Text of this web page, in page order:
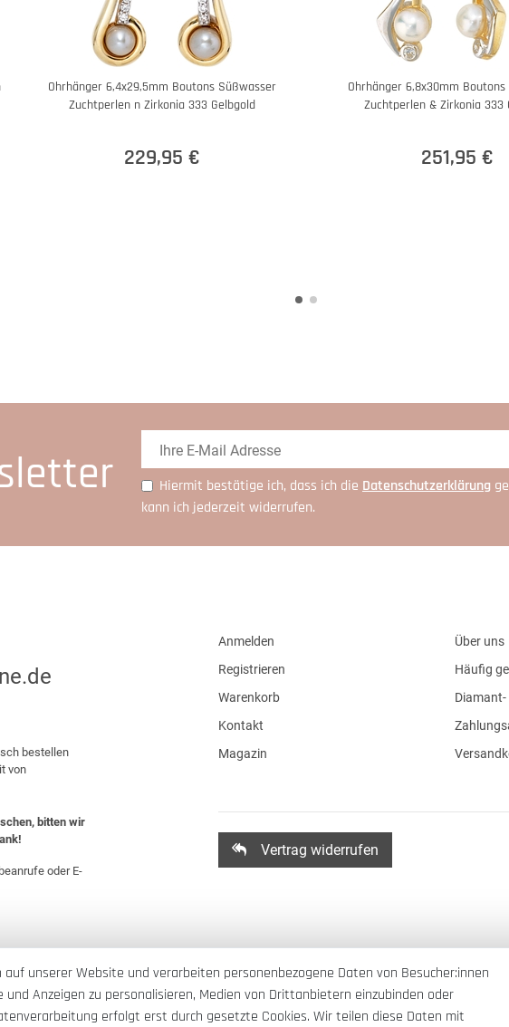
Ohrhänger 6,4x29,5mm Boutons Süßwasser
Zuchtperlen n Zirkonia 333 Gelbgold
229,95 €
Ohrhänger 6,8x30mm
Zuchtperlen & Zirkonia 333
251,95 €
Hiermit bestätige ich, dass ich die Daten­schutz­erklärung
kann ich jederzeit widerrufen.
bestellen
von
bitten wir
oder E-
Anmelden
Registrieren
Warenkorb
Kontakt
Magazin
Über uns
Häufig
Vertrag widerrufen
unserer Website und verarbeiten personenbezogene Daten von Besucher:innen
und Anzeigen zu personalisieren, Medien von Drittanbietern einzubinden oder
erfolgt erst durch gesetzte Cookies. Wir teilen diese Daten mit